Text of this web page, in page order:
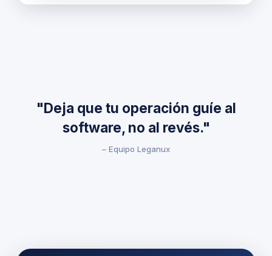
"Deja que tu operación guíe al
software, no al revés."
– Equipo Leganux